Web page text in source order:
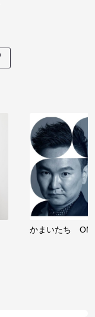
かまいたち